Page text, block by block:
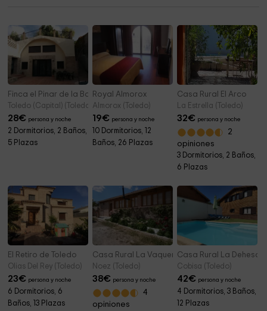
Finca el Pinar de la Bastida- La Bóveda
Toledo (Capital) (Toledo)
28€ persona y noche
2 Dormitorios, 2 Baños,
5 Plazas
Royal Almorox
Almorox (Toledo)
19€ persona y noche
10 Dormitorios, 12
Baños, 26 Plazas
Casa Rural El Arco
La Estrella (Toledo)
32€ persona y noche
2
opiniones
3 Dormitorios, 2 Baños,
6 Plazas
El Retiro de Toledo
Olias Del Rey (Toledo)
23€ persona y noche
6 Dormitorios, 6
Baños, 13 Plazas
Casa Rural La Vaquería
Noez (Toledo)
38€ persona y noche
4
opiniones
Casa Rural La Dehesa
Cobisa (Toledo)
42€ persona y noche
4 Dormitorios, 3 Baños,
12 Plazas